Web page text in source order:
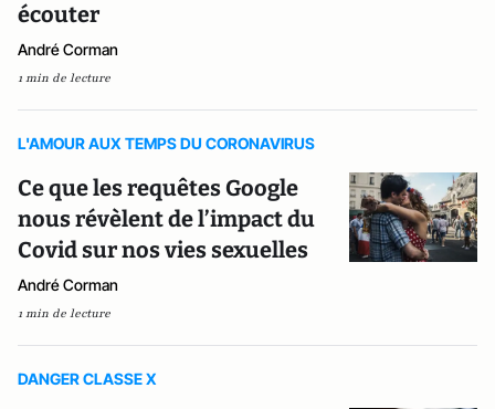
écouter
André Corman
1 min de lecture
L'AMOUR AUX TEMPS DU CORONAVIRUS
Ce que les requêtes Google
nous révèlent de l’impact du
Covid sur nos vies sexuelles
André Corman
1 min de lecture
DANGER CLASSE X